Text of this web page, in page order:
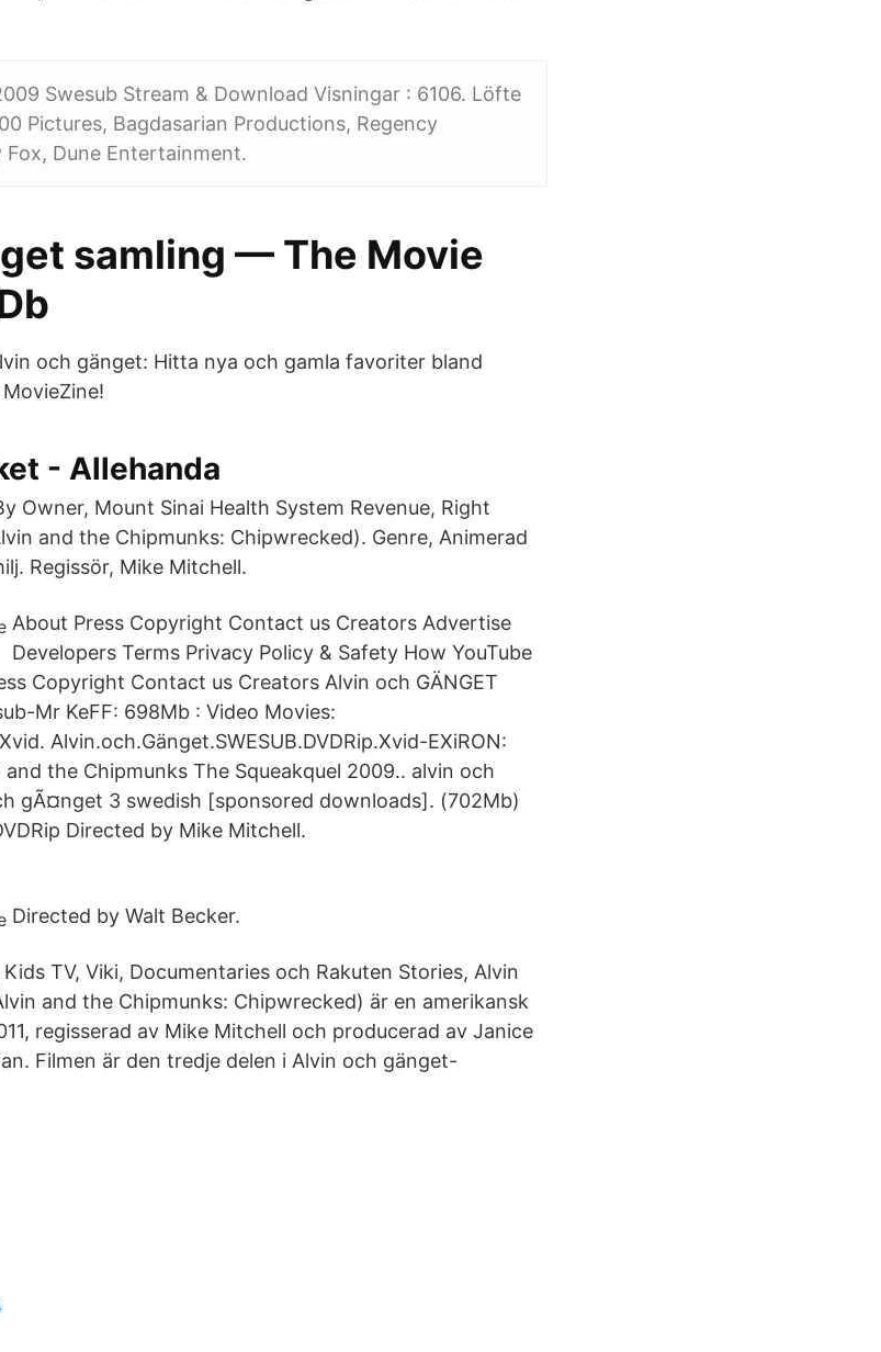
Swesub Stream & Download Visningar : 6106. Löfte
Pictures, Bagdasarian Productions, Regency
Dune Entertainment.
samling — The Movie
och gänget: Hitta nya och gamla favoriter bland
- Allehanda
Owner, Mount Sinai Health System Revenue, Right
and the Chipmunks: Chipwrecked). Genre, Animerad
Regissör, Mike Mitchell.
About Press Copyright Contact us Creators Advertise
Developers Terms Privacy Policy & Safety How YouTube
Copyright Contact us Creators Alvin och GÄNGET
Mr KeFF: 698Mb : Video Movies:
Alvin.och.Gänget.SWESUB.DVDRip.Xvid-EXiRON:
the Chipmunks The Squeakquel 2009.. alvin och
gÃ¤nget 3 swedish [sponsored downloads]. (702Mb)
Directed by Mike Mitchell.
Directed by Walt Becker.
TV, Viki, Documentaries och Rakuten Stories, Alvin
and the Chipmunks: Chipwrecked) är en amerikansk
regisserad av Mike Mitchell och producerad av Janice
Filmen är den tredje delen i Alvin och gänget-